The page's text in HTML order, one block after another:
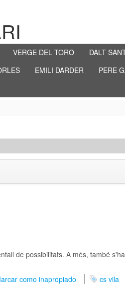
VERGE DEL TORO DALT
EMILI DARDER PERE
de possibilitats. A més, també
como inapropiado cs vila